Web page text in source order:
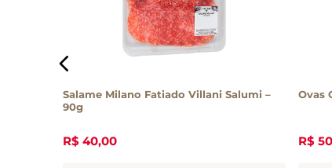
Salame Milano Fatiado Villani Salumi –
90g
R$ 40,00
Ovas
R$ 50